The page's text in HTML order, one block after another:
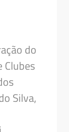
do
Clubes
Silva,